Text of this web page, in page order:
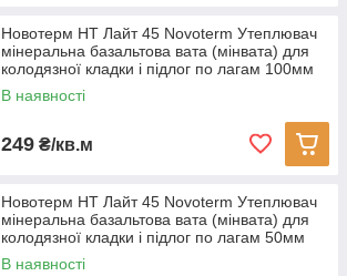
Новотерм НТ Лайт 45 Novoterm Утеплювач
мінеральна базальтова вата (мінвата) для
колодязної кладки і підлог по лагам 100мм
В наявності
249 ₴/кв.м
Новотерм НТ Лайт 45 Novoterm Утеплювач
мінеральна базальтова вата (мінвата) для
колодязної кладки і підлог по лагам 50мм
В наявності